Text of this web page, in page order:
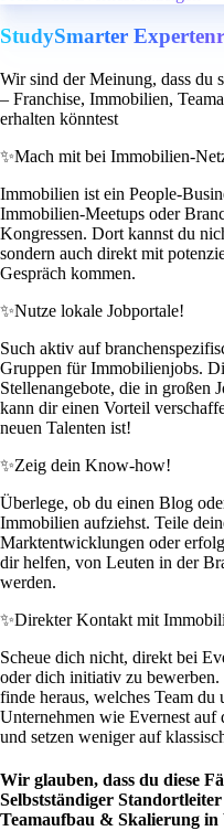
StudySmarter
Wir sind der Meinung, dass du
– Franchise, Immobilien,
erhalten könntest
✨Mach mit bei Immobilien-
Immobilien ist ein People-
Immobilien-Meetups oder
Kongressen. Dort kannst du
sondern auch direkt mit
Gespräch kommen.
✨Nutze lokale Jobportale!
Such aktiv auf
Gruppen für Immobilienjobs.
Stellenangebote, die in großen
kann dir einen Vorteil
neuen Talenten ist!
✨Zeig dein Know-how!
Überlege, ob du einen Blog
Immobilien aufziehst. Teile
Marktentwicklungen oder
dir helfen, von Leuten in der
werden.
✨Direkter Kontakt mit
Scheue dich nicht, direkt bei
oder dich initiativ zu bewerben.
finde heraus, welches Team du
Unternehmen wie Evernest auf
und setzen weniger auf
Wir glauben, dass du diese
Selbstständiger
Teamaufbau & Skalierung